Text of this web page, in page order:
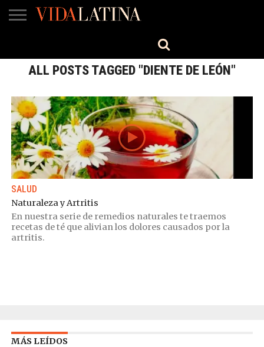
TV
ALL POSTS TAGGED "DIENTE DE LEÓN"
SALUD
Naturaleza y Artritis
En nuestra serie de remedios naturales te traemos
recetas de té que alivian los dolores causados por la
artritis.
MÁS LEÍDOS